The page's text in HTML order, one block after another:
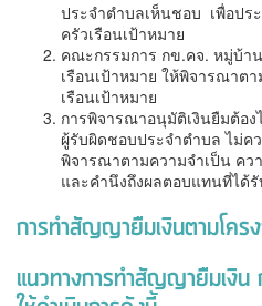
ประจำตำบลเห็นชอบ เพื่อปร
ครัวเรือนเป้าหมาย
คณะกรรมการ กข.คจ. หมู่บ้า
เรือนเป้าหมาย ให้พิจารณาต
เรือนเป้าหมาย
การพิจารณาอนุมัติเงินยืมต้อ
ผู้รับผิดชอบประจำตำบล ไม่ค
พิจารณาตามความจำเป็น คว
และคำนึงถึงผลตอบแทนที่ได้รั
การทำสัญญายืมเงินตามโคร
แนวทางการทำสัญญายืมเงิ